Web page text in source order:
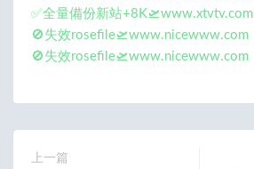
✅全量備份新站+8K🛫www.xtvtv.com
🚫失效rosefile🛫www.nicewww.com
🚫失效rosefile🛫www.nicewww.com
上一篇